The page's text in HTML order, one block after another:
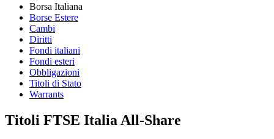
Borsa Italiana
Borse Estere
Cambi
Diritti
Fondi italiani
Fondi esteri
Obbligazioni
Titoli di Stato
Warrants
Titoli FTSE Italia All-Share